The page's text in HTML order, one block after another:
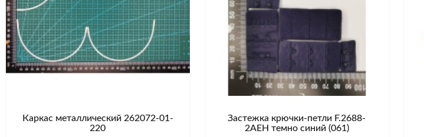
Каркас металлический 262072-01-
220
Застежка крючки-петли F.2688-
2AEH темно синий (061)